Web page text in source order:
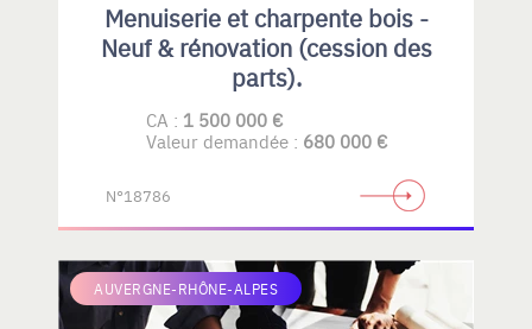
Menuiserie et charpente bois -
Neuf & rénovation (cession des
parts).
CA : 1 500 000 €
Valeur demandée : 680 000 €
N°18786
AUVERGNE-RHÔNE-ALPES